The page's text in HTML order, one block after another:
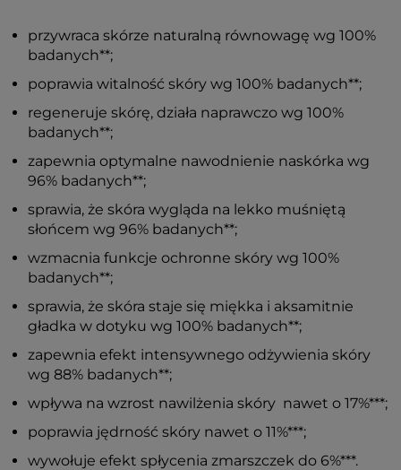
przywraca skórze naturalną równowagę wg 100%
badanych**;
poprawia witalność skóry wg 100% badanych**;
regeneruje skórę, działa naprawczo wg 100%
badanych**;
zapewnia optymalne nawodnienie naskórka wg
96% badanych**;
sprawia, że skóra wygląda na lekko muśniętą
słońcem wg 96% badanych**;
wzmacnia funkcje ochronne skóry wg 100%
badanych**;
sprawia, że skóra staje się miękka i aksamitnie
gładka w dotyku wg 100% badanych**;
zapewnia efekt intensywnego odżywienia skóry
wg 88% badanych**;
wpływa na wzrost nawilżenia skóry nawet o 17%***;
poprawia jędrność skóry nawet o 11%***;
wywołuje efekt spłycenia zmarszczek do 6%***.